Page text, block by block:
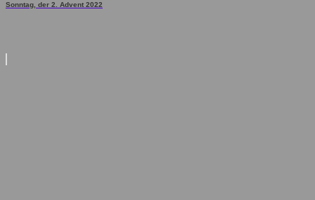
Sonntag, der 2. Advent 2022